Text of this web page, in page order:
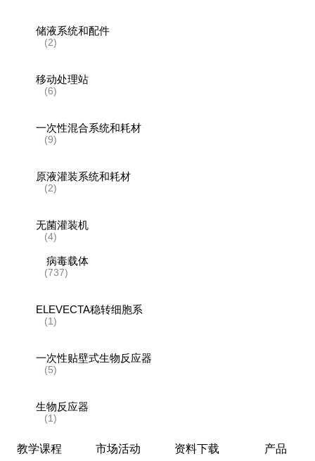
储液系统和配件
(2)
移动处理站
(6)
一次性混合系统和耗材
(9)
原液灌装系统和耗材
(2)
无菌灌装机
(4)
病毒载体
(737)
ELEVECTA稳转细胞系
(1)
一次性贴壁式生物反应器
(5)
生物反应器
(1)
层析系统和层析柱
教学课程 市场活动 资料下载 产品